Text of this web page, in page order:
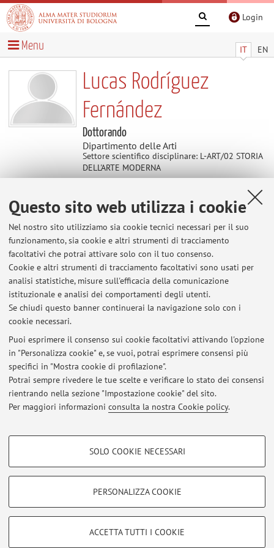
Questo sito web utilizza i cookie
Nel nostro sito utilizziamo sia cookie tecnici necessari per il suo
funzionamento, sia cookie e altri strumenti di tracciamento
facoltativi che potrai attivare solo con il tuo consenso.
Cookie e altri strumenti di tracciamento facoltativi sono usati per
analisi statistiche, misure sull'efficacia della comunicazione
istituzionale e analisi dei comportamenti degli utenti.
Se chiudi questo banner continuerai la navigazione solo con i
cookie necessari.
Puoi esprimere il consenso sui cookie facoltativi attivando l'opzione
in "Personalizza cookie" e, se vuoi, potrai esprimere consensi più
specifici in "Mostra cookie di profilazione".
Potrai sempre rivedere le tue scelte e verificare lo stato dei consensi
rientrando nella sezione "Impostazione cookie" del sito.
Per maggiori informazioni consulta la nostra Cookie policy.
COOKIE DI PROFILAZIONE - FACOLTATIVI
COOKIE TECNICI - NECESSARI
SOLO COOKIE NECESSARI
PERSONALIZZA COOKIE
ACCETTA TUTTI I COOKIE
Login
IT EN
Menu
Lucas Rodríguez
Fernández
Dottorando
Dipartimento delle Arti
Settore scientifico disciplinare: L-ART/02 STORIA
DELL'ARTE MODERNA
Contatti
E-mail: lucas.rodriguez7@unibo.it
Dipartimento delle Arti
Via Barberia 4, Bologna - Vai alla mappa
Ultimi avvisi
Al momento non sono presenti avvisi.
Area riservata
Accedi tramiteloginper gestire tutti i contenuti del sito.
Zamboni, 33 - 40126 Bologna - Partita IVA: 01131710376